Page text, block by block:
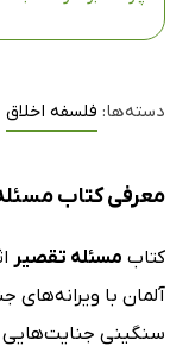
دسته‌ها: فلسفه اخلاق
معرفی کتاب
کتاب مسئله تقصیر
آلمان با ویرانه‌های
سنگینی جنایت‌هایی